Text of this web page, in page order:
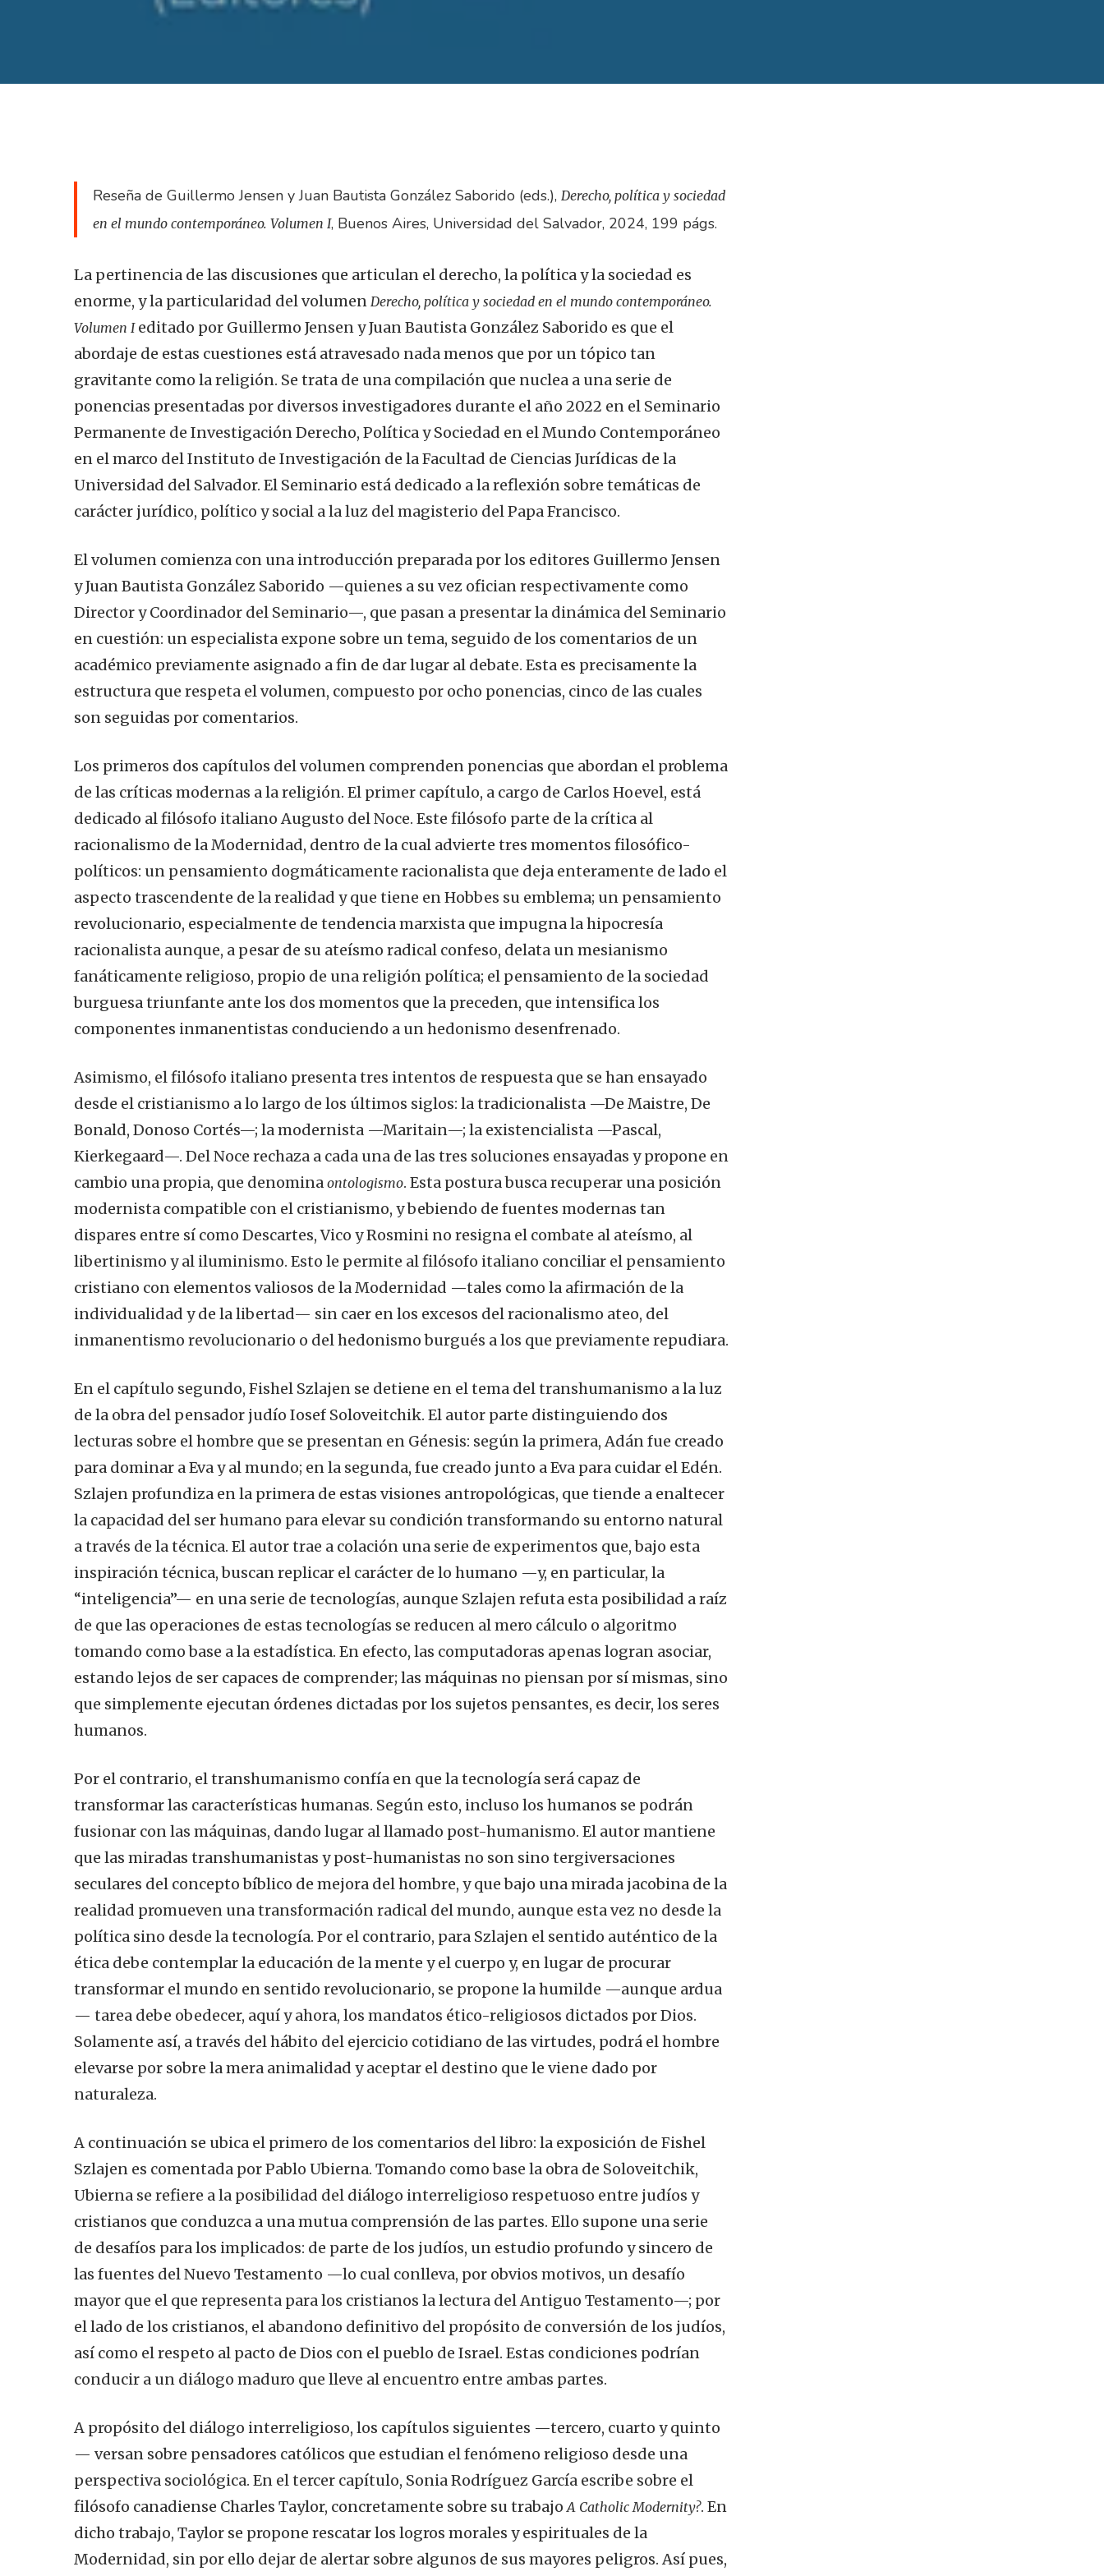
Reseña de Guillermo Jensen y Juan Bautista González Saborido (eds.),Derecho, política y sociedad
en el mundo contemporáneo. Volumen I, Buenos Aires, Universidad del Salvador, 2024, 199 págs.
La pertinencia de las discusiones que articulan el derecho, la política y la sociedad es
enorme, y la particularidad del volumen Derecho, política y sociedad en el mundo contemporáneo.
Volumen Ieditado por Guillermo Jensen y Juan Bautista González Saborido es que el
abordaje de estas cuestiones está atravesado nada menos que por un tópico tan
gravitante como la religión. Se trata de una compilación que nuclea a una serie de
ponencias presentadas por diversos investigadores durante el año 2022 en el Seminario
Permanente de Investigación Derecho, Política y Sociedad en el Mundo Contemporáneo
en el marco del Instituto de Investigación de la Facultad de Ciencias Jurídicas de la
Universidad del Salvador. El Seminario está dedicado a la reflexión sobre temáticas de
carácter jurídico, político y social a la luz del magisterio del Papa Francisco.
El volumen comienza con una introducción preparada por los editores Guillermo Jensen
y Juan Bautista González Saborido —quienes a su vez ofician respectivamente como
Director y Coordinador del Seminario—, que pasan a presentar la dinámica del Seminario
en cuestión: un especialista expone sobre un tema, seguido de los comentarios de un
académico previamente asignado a fin de dar lugar al debate. Esta es precisamente la
estructura que respeta el volumen, compuesto por ocho ponencias, cinco de las cuales
son seguidas por comentarios.
Los primeros dos capítulos del volumen comprenden ponencias que abordan el problema
de las críticas modernas a la religión. El primer capítulo, a cargo de Carlos Hoevel, está
dedicado al filósofo italiano Augusto del Noce. Este filósofo parte de la crítica al
racionalismo de la Modernidad, dentro de la cual advierte tres momentos filosófico-
políticos: un pensamiento dogmáticamente racionalista que deja enteramente de lado el
aspecto trascendente de la realidad y que tiene en Hobbes su emblema; un pensamiento
revolucionario, especialmente de tendencia marxista que impugna la hipocresía
racionalista aunque, a pesar de su ateísmo radical confeso, delata un mesianismo
fanáticamente religioso, propio de una religión política; el pensamiento de la sociedad
burguesa triunfante ante los dos momentos que la preceden, que intensifica los
componentes inmanentistas conduciendo a un hedonismo desenfrenado.
Asimismo, el filósofo italiano presenta tres intentos de respuesta que se han ensayado
desde el cristianismo a lo largo de los últimos siglos: la tradicionalista —De Maistre, De
Bonald, Donoso Cortés—; la modernista —Maritain—; la existencialista —Pascal,
Kierkegaard—. Del Noce rechaza a cada una de las tres soluciones ensayadas y propone en
cambio una propia, que denomina ontologismo. Esta postura busca recuperar una posición
modernista compatible con el cristianismo, y bebiendo de fuentes modernas tan
dispares entre sí como Descartes, Vico y Rosmini no resigna el combate al ateísmo, al
libertinismo y al iluminismo. Esto le permite al filósofo italiano conciliar el pensamiento
cristiano con elementos valiosos de la Modernidad —tales como la afirmación de la
individualidad y de la libertad— sin caer en los excesos del racionalismo ateo, del
inmanentismo revolucionario o del hedonismo burgués a los que previamente repudiara.
En el capítulo segundo, Fishel Szlajen se detiene en el tema del transhumanismo a la luz
de la obra del pensador judío Iosef Soloveitchik. El autor parte distinguiendo dos
lecturas sobre el hombre que se presentan en Génesis: según la primera, Adán fue creado
para dominar a Eva y al mundo; en la segunda, fue creado junto a Eva para cuidar el Edén.
Szlajen profundiza en la primera de estas visiones antropológicas, que tiende a enaltecer
la capacidad del ser humano para elevar su condición transformando su entorno natural
a través de la técnica. El autor trae a colación una serie de experimentos que, bajo esta
inspiración técnica, buscan replicar el carácter de lo humano —y, en particular, la
“inteligencia”— en una serie de tecnologías, aunque Szlajen refuta esta posibilidad a raíz
de que las operaciones de estas tecnologías se reducen al mero cálculo o algoritmo
tomando como base a la estadística. En efecto, las computadoras apenas logran asociar,
estando lejos de ser capaces de comprender; las máquinas no piensan por sí mismas, sino
que simplemente ejecutan órdenes dictadas por los sujetos pensantes, es decir, los seres
humanos.
Por el contrario, el transhumanismo confía en que la tecnología será capaz de
transformar las características humanas. Según esto, incluso los humanos se podrán
fusionar con las máquinas, dando lugar al llamado post-humanismo. El autor mantiene
que las miradas transhumanistas y post-humanistas no son sino tergiversaciones
seculares del concepto bíblico de mejora del hombre, y que bajo una mirada jacobina de la
realidad promueven una transformación radical del mundo, aunque esta vez no desde la
política sino desde la tecnología. Por el contrario, para Szlajen el sentido auténtico de la
ética debe contemplar la educación de la mente y el cuerpo y, en lugar de procurar
transformar el mundo en sentido revolucionario, se propone la humilde —aunque ardua
— tarea debe obedecer, aquí y ahora, los mandatos ético-religiosos dictados por Dios.
Solamente así, a través del hábito del ejercicio cotidiano de las virtudes, podrá el hombre
elevarse por sobre la mera animalidad y aceptar el destino que le viene dado por
naturaleza.
A continuación se ubica el primero de los comentarios del libro: la exposición de Fishel
Szlajen es comentada por Pablo Ubierna. Tomando como base la obra de Soloveitchik,
Ubierna se refiere a la posibilidad del diálogo interreligioso respetuoso entre judíos y
cristianos que conduzca a una mutua comprensión de las partes. Ello supone una serie
de desafíos para los implicados: de parte de los judíos, un estudio profundo y sincero de
las fuentes del Nuevo Testamento —lo cual conlleva, por obvios motivos, un desafío
mayor que el que representa para los cristianos la lectura del Antiguo Testamento—; por
el lado de los cristianos, el abandono definitivo del propósito de conversión de los judíos,
así como el respeto al pacto de Dios con el pueblo de Israel. Estas condiciones podrían
conducir a un diálogo maduro que lleve al encuentro entre ambas partes.
A propósito del diálogo interreligioso, los capítulos siguientes —tercero, cuarto y quinto
— versan sobre pensadores católicos que estudian el fenómeno religioso desde una
perspectiva sociológica. En el tercer capítulo, Sonia Rodríguez García escribe sobre el
filósofo canadiense Charles Taylor, concretamente sobre su trabajoA Catholic Modernity?. En
dicho trabajo, Taylor se propone rescatar los logros morales y espirituales de la
Modernidad, sin por ello dejar de alertar sobre algunos de sus mayores peligros. Así pues,